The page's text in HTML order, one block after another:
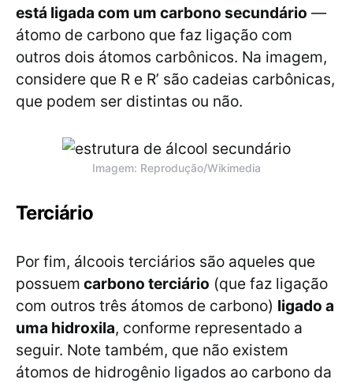
está ligada com um carbono secundário —
átomo de carbono que faz ligação com
outros dois átomos carbônicos. Na imagem,
considere que R e R’ são cadeias carbônicas,
que podem ser distintas ou não.
Imagem: Reprodução/Wikimedia
Terciário
Por fim, álcoois terciários são aqueles que
possuem carbono terciário (que faz ligação
com outros três átomos de carbono) ligado a
uma hidroxila, conforme representado a
seguir. Note também, que não existem
átomos de hidrogênio ligados ao carbono da